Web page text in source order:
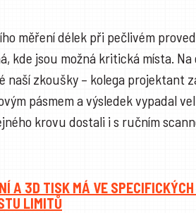
měření délek při pečlivém
kde jsou možná kritická místa.
naší zkoušky – kolega projektant
pásmem a výsledek vypadal
krovu dostali i s ručním
A 3D TISK MÁ VE
LIMITŮ